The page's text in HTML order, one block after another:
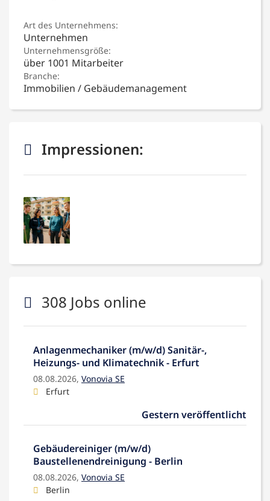
Art des Unternehmens:
Unternehmen
Unternehmensgröße:
über 1001 Mitarbeiter
Branche:
Immobilien / Gebäudemanagement
Impressionen:
308 Jobs online
Anlagenmechaniker (m/w/d) Sanitär-,
Heizungs- und Klimatechnik - Erfurt
08.08.2026, Vonovia SE
Erfurt
Gestern veröffentlicht
Gebäudereiniger (m/w/d)
Baustellenendreinigung - Berlin
08.08.2026, Vonovia SE
Berlin